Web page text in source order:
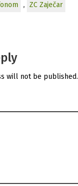
, ZC Zaječar
will not be published.